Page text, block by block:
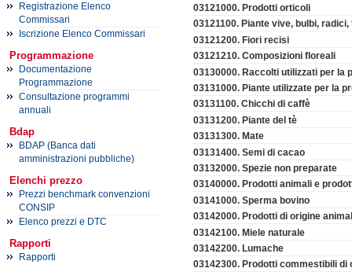
Registrazione Elenco
Commissari
Iscrizione Elenco Commissari
Programmazione
Documentazione
Programmazione
Consultazione programmi
annuali
Bdap
BDAP (Banca dati
amministrazioni pubbliche)
Elenchi prezzo
Prezzi benchmark convenzioni
CONSIP
Elenco prezzi e DTC
Rapporti
Rapporti
03121000. Prodotti orticoli
03121100. Piante vive, bulbi,
03121200. Fiori recisi
03121210. Composizioni floreali
03130000. Raccolti utilizzati per la
03131000. Piante utilizzate per la
03131100. Chicchi di caffè
03131200. Piante del tè
03131300. Mate
03131400. Semi di cacao
03132000. Spezie non preparate
03140000. Prodotti animali e
03141000. Sperma bovino
03142000. Prodotti di origine
03142100. Miele naturale
03142200. Lumache
03142300. Prodotti commestibili di